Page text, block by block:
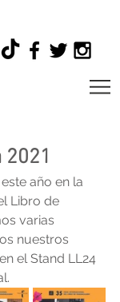
2021
año en la
Libro de
varias
nuestros
el Stand LL24